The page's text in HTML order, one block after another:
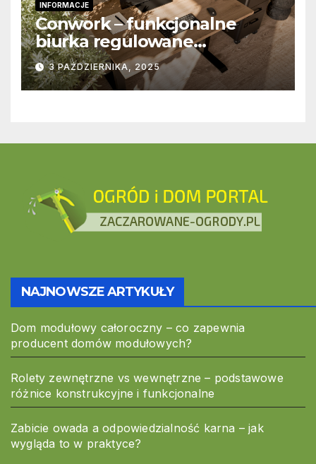
INFORMACJE
Conwork – funkcjonalne
biurka regulowane
stworzone z myślą o
nowoczesnych
przestrzeniach pracy
3 PAŹDZIERNIKA, 2025
NAJNOWSZE ARTYKUŁY
Dom modułowy całoroczny – co zapewnia
producent domów modułowych?
Rolety zewnętrzne vs wewnętrzne – podstawowe
różnice konstrukcyjne i funkcjonalne
Zabicie owada a odpowiedzialność karna – jak
wygląda to w praktyce?